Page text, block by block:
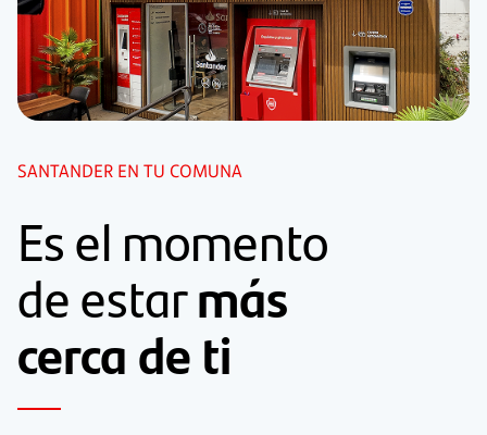
SANTANDER EN TU COMUNA
Es el momento
deestarmás
cerca de ti